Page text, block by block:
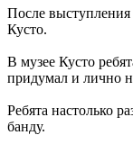
После
Кусто.
В музее Кусто
придумал и лично
Ребята настолько
банду.